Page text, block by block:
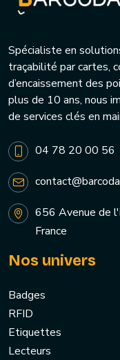
Spécialiste en
traçabilité par cartes,
d’encaissement des
plus de 10 ans, nous
de services clés en
04 78 20 00 56
656 Avenue de
France
Nos univers
Badges
RFID
Etiquettes
Lecteurs